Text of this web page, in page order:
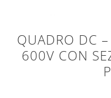
QUADRO DC
600V CON